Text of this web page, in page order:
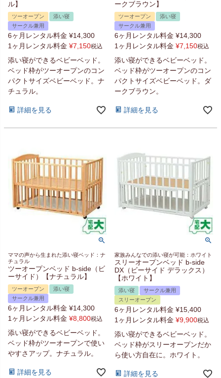
ル】
ツーオープン
添い寝
サークル兼用
6ヶ月レンタル料金 ¥14,300
1ヶ月レンタル料金 ¥7,150税込
添い寝ができるベビーベッド。
ベッド枠がツーオープンのコン
パクトサイズベビーベッド。ナ
チュラル。
詳細を見る
ークブラウン】
ツーオープン
添い寝
サークル兼用
6ヶ月レンタル料金 ¥14,300
1ヶ月レンタル料金 ¥7,150税込
添い寝ができるベビーベッド。
ベッド枠がツーオープンのコン
パクトサイズベビーベッド。ダ
ークブラウン。
詳細を見る
ママの声から生まれた添い寝ベッド：ナ
チュラル
ツーオープンベッド b-side（ビ
ーサイド）【ナチュラル】
ツーオープン
添い寝
サークル兼用
6ヶ月レンタル料金 ¥14,300
1ヶ月レンタル料金 ¥8,800税込
添い寝ができるベビーベッド。
ベッド枠がツーオープンで使い
やすさアップ。ナチュラル。
詳細を見る
家族みんなでの添い寝が可能：ホワイト
スリーオープンベッド b-side
DX（ビーサイド デラックス）
【ホワイト】
添い寝
サークル兼用
スリーオープン
6ヶ月レンタル料金 ¥15,400
1ヶ月レンタル料金 ¥9,900税込
添い寝ができるベビーベッド。
ベッド枠がスリーオープンだか
ら使い方自在に。ホワイト。
詳細を見る